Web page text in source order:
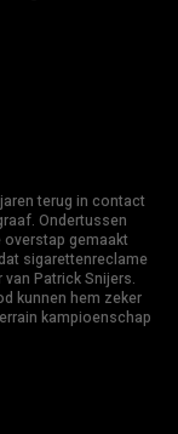
terug in contact
Ondertussen
gemaakt
sigarettenreclame
Patrick Snijers.
kunnen hem zeker
kampioenschap